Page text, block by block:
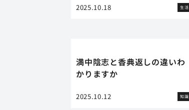
2025.10.18 生活
満中陰志と香典返しの違いわ
かりますか
2025.10.12 知識